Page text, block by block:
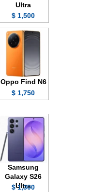
Ultra
1,500 $
Oppo Find N6
1,750 $
Samsung
Galaxy S26
Ultra
1,300 $